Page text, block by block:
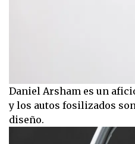
Daniel Arsham es un
y los autos fosilizados
diseño.